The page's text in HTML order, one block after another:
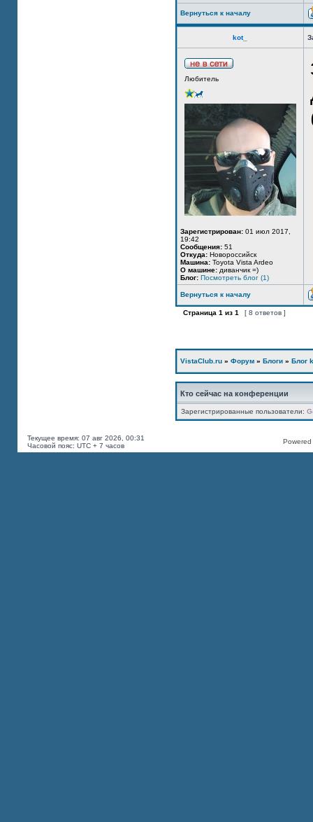
Вернуться к началу
kot_
Любитель
Зарегистрирован: 01 июл 2017,
19:42
Сообщения: 51
Откуда: Новороссийск
Машина: Toyota Vista Ardeo
О машине: диванчик =)
Блог: Посмотреть блог (1)
Вернуться к началу
Страница 1 из 1 [ 8 ответов ]
VistaClub.ru » Форум » Блоги » Блог
Кто сейчас на конференции
Зарегистрированные пользователи:
Текущее время: 07 авг 2026, 00:31
Часовой пояс: UTC + 7 часов